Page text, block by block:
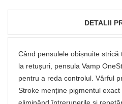
DETALII
Când pensulele obișnuite
la retușuri, pensula Vamp
pentru a reda controlul. Vârful
Stroke menține pigmentul exact